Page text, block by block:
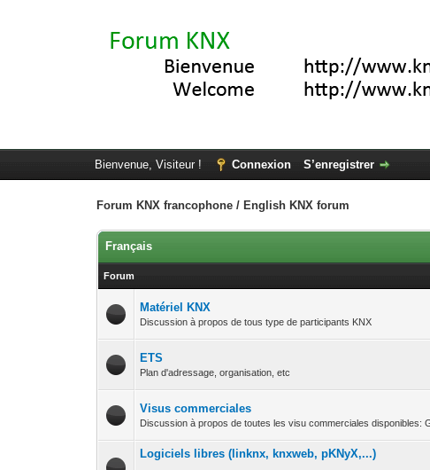
Bienvenue, Visiteur ! Connexion S’enregistrer
Forum KNX francophone / English KNX forum
Français
Forum
Matériel KNX
Discussion à propos de tous type de participants KNX
ETS
Plan d'adressage, organisation, etc
Visus commerciales
Discussion à propos de toutes les visu commerciales disponibles:
Logiciels libres (linknx, knxweb, pKNyX,...)